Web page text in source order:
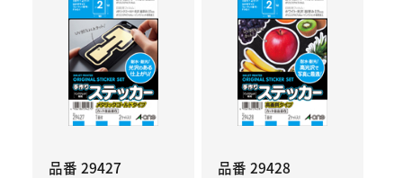
品番 29427
品番 29428